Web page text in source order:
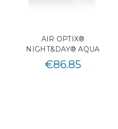
AIR OPTIX®
NIGHT&DAY® AQUA
€86.85